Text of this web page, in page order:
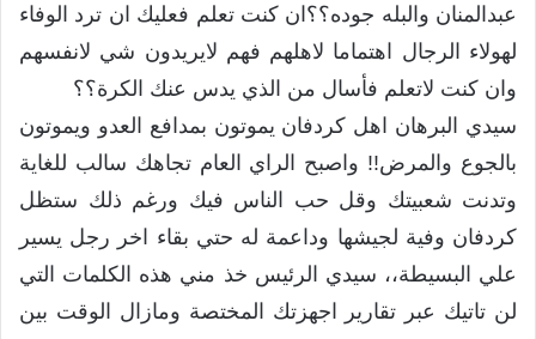
عبدالمنان والبله جوده؟؟ان كنت تعلم فعليك ان ترد الوفاء
لهولاء الرجال اهتماما لاهلهم فهم لايريدون شي لانفسهم
وان كنت لاتعلم فأسال من الذي يدس عنك الكرة؟؟
سيدي البرهان اهل كردفان يموتون بمدافع العدو ويموتون
بالجوع والمرض!! واصبح الراي العام تجاهك سالب للغاية
وتدنت شعبيتك وقل حب الناس فيك ورغم ذلك ستظل
كردفان وفية لجيشها وداعمة له حتي بقاء اخر رجل يسير
علي البسيطة،، سيدي الرئيس خذ مني هذه الكلمات التي
لن تاتيك عبر تقارير اجهزتك المختصة ومازال الوقت بين